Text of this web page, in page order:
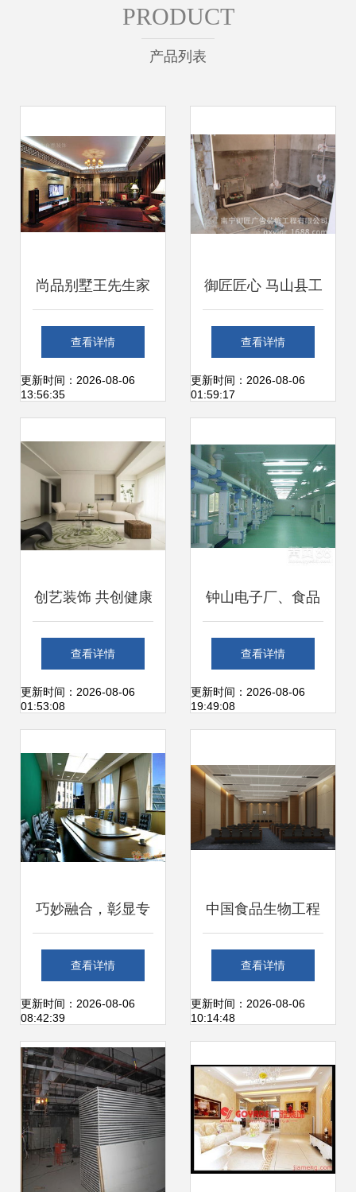
PRODUCT
产品列表
尚品别墅王先生家
一场关于生活美学
的定制之旅
查看详情
更新时间：2026-08-06
13:56:35
御匠匠心 马山县工
厂水电安装，做工
程就是做良心
查看详情
更新时间：2026-08-06
01:59:17
创艺装饰 共创健康
品质，打造绿色生
活新标杆
查看详情
更新时间：2026-08-06
01:53:08
钟山电子厂、食品
厂与制药厂净化工
程装修的价值解析
查看详情
更新时间：2026-08-06
19:49:08
巧妙融合，彰显专
业——工厂产品陈
列室及会议洽谈室
装饰装修工程浅析
查看详情
更新时间：2026-08-06
08:42:39
中国食品生物工程
研发总部基地 科技
与人文融合的现代
查看详情
更新时间：2026-08-06
10:14:48